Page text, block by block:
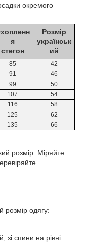
окремого
я
стегон
Розмір
українськ
ий
85
42
91
46
99
50
107
54
116
58
125
62
135 66
розмір. Міряйте
розмір одягу:
зі спини на рівні